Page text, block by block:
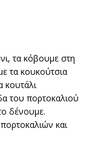
τα κόβουμε στη
τα κουκούτσια
κουτάλι
του πορτοκαλιού
δένουμε.
και